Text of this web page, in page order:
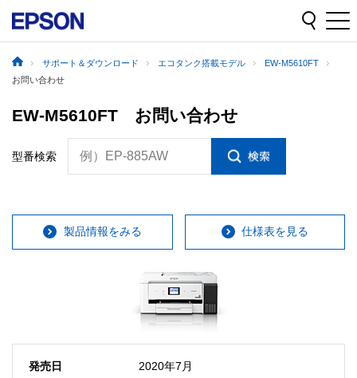
サポート＆ダウンロード エコタンク搭載モデル
EW-M5610FT
お問い合わせ
EW-M5610FT お問い合わせ
型番検索 例）EP-885AW
製品情報をみる 仕様表を見る
発売日 2020年7月